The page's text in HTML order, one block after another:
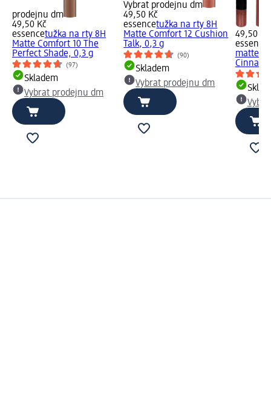
prodejnu dm
49,50 Kč
essencetužka na rty 8H
Matte Comfort 10 The
Perfect Shade, 0,3 g
(97)
Skladem
Vybrat prodejnu dm
Vybrat prodejnu dm
49,50 Kč
essencetužka na rty 8H
Matte Comfort 12 Cushion
Talk, 0,3 g
(90)
Skladem
Vybrat prodejnu dm
49,50 Kč
essence
matte